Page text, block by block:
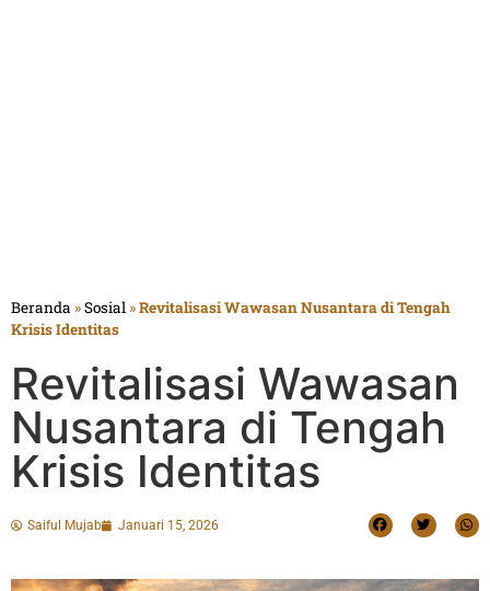
Beranda »Sosial »Revitalisasi Wawasan Nusantara di Tengah
Krisis Identitas
Revitalisasi Wawasan
Nusantara di Tengah
Krisis Identitas
Saiful Mujab Januari 15, 2026